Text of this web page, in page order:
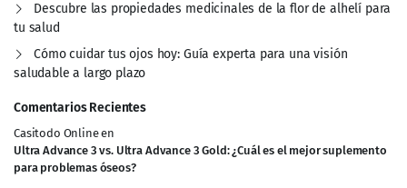
Descubre las propiedades medicinales de la flor de alhelí para
tu salud
Cómo cuidar tus ojos hoy: Guía experta para una visión
saludable a largo plazo
Comentarios Recientes
Casitodo Onlineen
Ultra Advance 3 vs. Ultra Advance 3 Gold: ¿Cuál es el mejor suplemento
para problemas óseos?